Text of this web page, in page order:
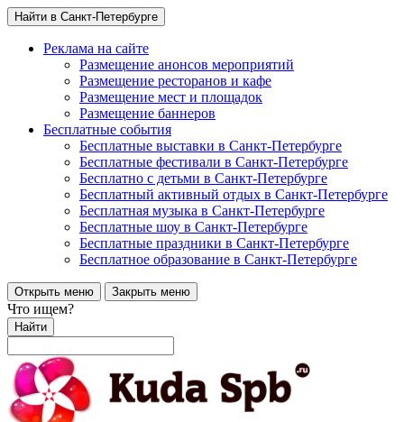
Найти в Санкт-Петербурге
Реклама на сайте
Размещение анонсов мероприятий
Размещение ресторанов и кафе
Размещение мест и площадок
Размещение баннеров
Бесплатные события
Бесплатные выставки в Санкт-Петербурге
Бесплатные фестивали в Санкт-Петербурге
Бесплатно с детьми в Санкт-Петербурге
Бесплатный активный отдых в Санкт-Петербурге
Бесплатная музыка в Санкт-Петербурге
Бесплатные шоу в Санкт-Петербурге
Бесплатные праздники в Санкт-Петербурге
Бесплатное образование в Санкт-Петербурге
Открыть меню Закрыть меню
Что ищем?
Найти